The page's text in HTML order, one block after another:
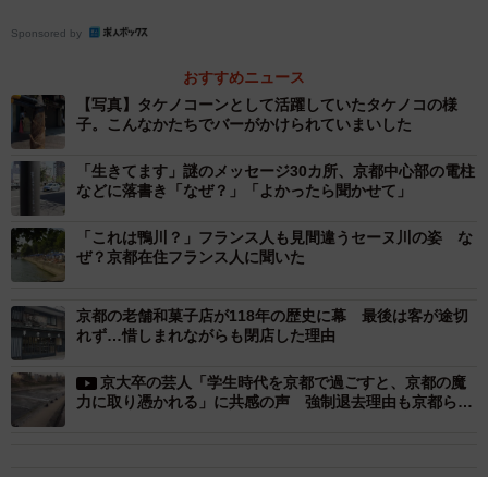
けられており、さらには活躍していた当時の「遺影」も添
文面を読んでいきます。「タケノコーンとして立派に仕
事をやり遂げて、皆様から生前にいただきました御芳情を
満身にしみ込ませての大往生でありました」と最期の様子
がつづられています。
Sponsored by
おすすめニュース
【写真】タケノコーンとして活躍していたタケノコの様
子。こんなかたちでバーがかけられていまいした
「生きてます」謎のメッセージ30カ所、京都中心部の電柱
などに落書き「なぜ？」「よかったら聞かせて」
「これは鴨川？」フランス人も見間違うセーヌ川の姿 な
ぜ？京都在住フランス人に聞いた
京都の老舗和菓子店が118年の歴史に幕 最後は客が途切
れず…惜しまれながらも閉店した理由
京大卒の芸人「学生時代を京都で過ごすと、京都の魔
力に取り憑かれる」に共感の声 強制退去理由も京都らし